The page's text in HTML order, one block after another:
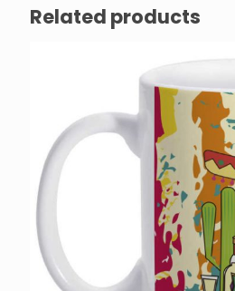
Related products